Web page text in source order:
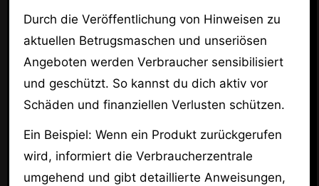
Durch die Veröffentlichung von Hinweisen zu
aktuellen Betrugsmaschen und unseriösen
Angeboten werden Verbraucher sensibilisiert
und geschützt. So kannst du dich aktiv vor
Schäden und finanziellen Verlusten schützen.
Ein Beispiel: Wenn ein Produkt zurückgerufen
wird, informiert die Verbraucherzentrale
umgehend und gibt detaillierte Anweisungen,